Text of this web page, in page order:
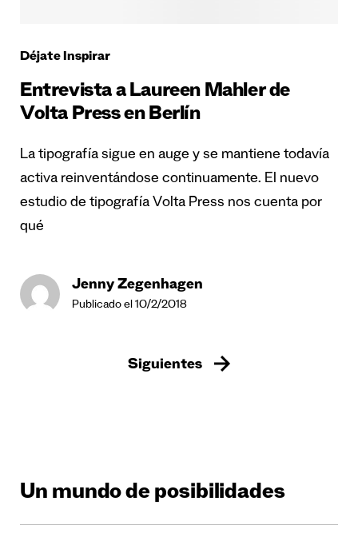
Déjate Inspirar
Entrevista a Laureen Mahler de
Volta Press en Berlín
La tipografía sigue en auge y se mantiene todavía
activa reinventándose continuamente. El nuevo
estudio de tipografía Volta Press nos cuenta por
qué
Jenny Zegenhagen
Publicado el 10/2/2018
Siguientes
Un mundo de posibilidades